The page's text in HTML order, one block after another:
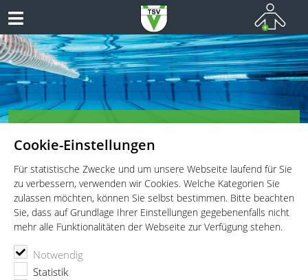
Cookie-Einstellungen
Für statistische Zwecke und um unsere Webseite laufend für Sie
zu verbessern, verwenden wir Cookies. Welche Kategorien Sie
zulassen möchten, können Sie selbst bestimmen. Bitte beachten
Sie, dass auf Grundlage Ihrer Einstellungen gegebenenfalls nicht
mehr alle Funktionalitäten der Webseite zur Verfügung stehen.
Notwendig
Statistik
Schwimmen für Wettkämpfer, Leistungsportler und
Freizeitschwimmer
TSV Vaterstetten e.V.
Florian Maurer